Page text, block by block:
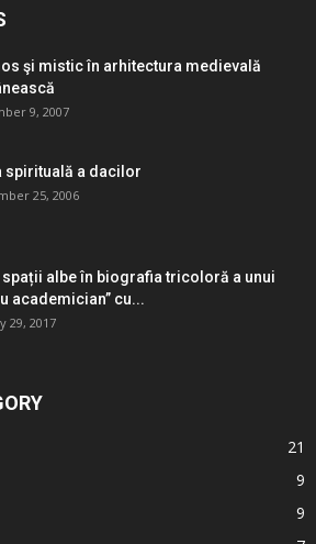
şi mistic în arhitectura medievală
9, 2007
spirituală a dacilor
25, 2006
spații albe în biografia tricoloră a unui
academician” cu...
29, 2017
21
9
9